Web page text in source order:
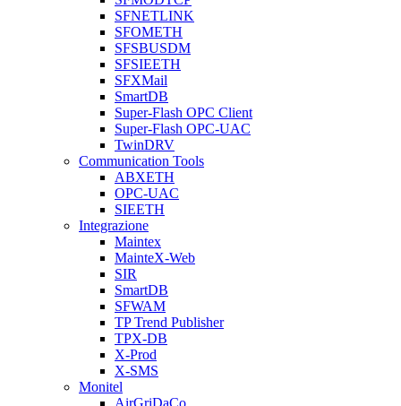
SFNETLINK
SFOMETH
SFSBUSDM
SFSIEETH
SFXMail
SmartDB
Super-Flash OPC Client
Super-Flash OPC-UAC
TwinDRV
Communication Tools
ABXETH
OPC-UAC
SIEETH
Integrazione
Maintex
MainteX-Web
SIR
SmartDB
SFWAM
TP Trend Publisher
TPX-DB
X-Prod
X-SMS
Monitel
AirGriDaCo